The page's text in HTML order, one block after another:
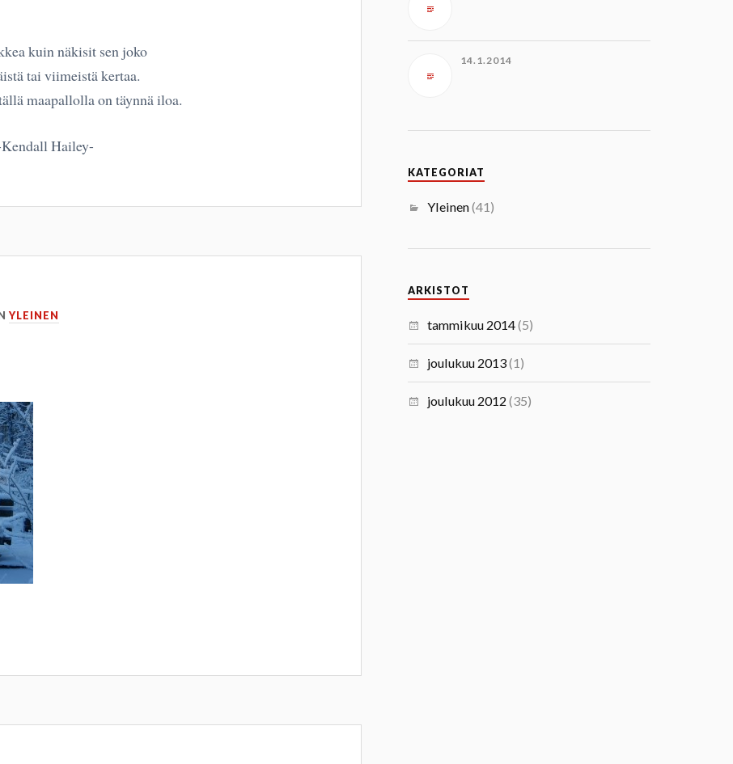
kuin näkisit sen joko
tai viimeistä kertaa.
maapallolla on täynnä iloa.
Hailey-
YLEINEN
14.1.2014
KATEGORIAT
Yleinen(41)
ARKISTOT
tammikuu 2014(5)
joulukuu 2013(1)
joulukuu 2012 (35)